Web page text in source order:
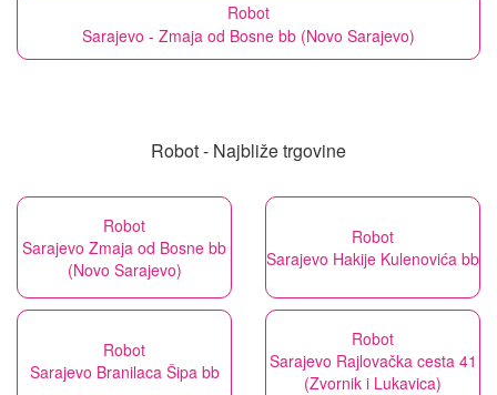
Robot
Sarajevo - Zmaja od Bosne bb (Novo Sarajevo)
Robot - Najbliže trgovine
Robot
Sarajevo Zmaja od Bosne bb
(Novo Sarajevo)
Robot
Sarajevo Hakije Kulenovića bb
Robot
Sarajevo Branilaca Šipa bb
Robot
Sarajevo Rajlovačka cesta 41
(Zvornik i Lukavica)